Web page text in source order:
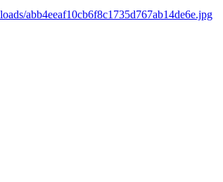
abb4eeaf10cb6f8c1735d767ab14de6e.jpg